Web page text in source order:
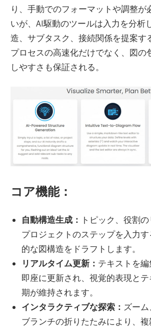
り、手動でのフォーマットや調整が
いが、AI駆動のツールは入力を分析
造、サブタスク、接続関係を提案す
プロセスの高速化だけでなく、図の
しやすさも保証される。
コア機能：
自動構造生成： トピック、役割
プロジェクトのステップを入力
的な図構造をドラフトします。
リアルタイム更新： テキストを
即座に更新され、視覚的表現と
期が維持されます。
インタラクティブな探索： ズー
ブランチの折りたたみにより、